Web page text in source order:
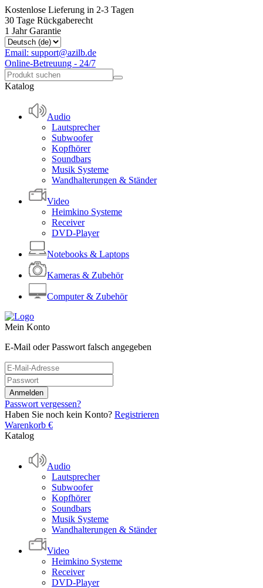
Kostenlose Lieferung in 2-3 Tagen
30 Tage Rückgaberecht
1 Jahr Garantie
Email: support@azilb.de
Online-Betreuung - 24/7
Katalog
Audio
Lautsprecher
Subwoofer
Kopfhörer
Soundbars
Musik Systeme
Wandhalterungen & Ständer
Video
Heimkino Systeme
Receiver
DVD-Player
Notebooks & Laptops
Kameras & Zubehör
Computer & Zubehör
Mein Konto
E-Mail oder Passwort falsch angegeben
Passwort vergessen?
Haben Sie noch kein Konto? Registrieren
Warenkorb €
Katalog
Audio
Lautsprecher
Subwoofer
Kopfhörer
Soundbars
Musik Systeme
Wandhalterungen & Ständer
Video
Heimkino Systeme
Receiver
DVD-Player